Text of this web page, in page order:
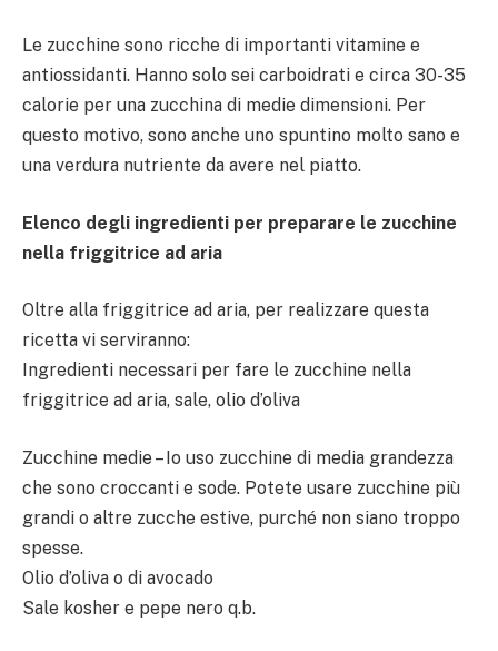
Le zucchine sono ricche di importanti vitamine e
antiossidanti. Hanno solo sei carboidrati e circa 30-35
calorie per una zucchina di medie dimensioni. Per
questo motivo, sono anche uno spuntino molto sano e
una verdura nutriente da avere nel piatto.
Elenco degli ingredienti per preparare le zucchine
nella friggitrice ad aria
Oltre alla friggitrice ad aria, per realizzare questa
ricetta vi serviranno:
Ingredienti necessari per fare le zucchine nella
friggitrice ad aria, sale, olio d’oliva
Zucchine medie – Io uso zucchine di media grandezza
che sono croccanti e sode. Potete usare zucchine più
grandi o altre zucche estive, purché non siano troppo
spesse.
Olio d’oliva o di avocado
Sale kosher e pepe nero q.b.